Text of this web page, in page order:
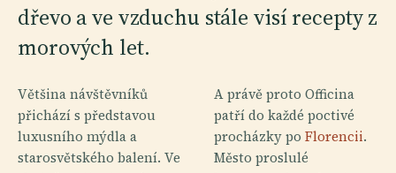
dřevo a ve vzduchu stále visí recepty z
morových let.
Většina návštěvníků
přichází s představou
luxusního mýdla a
starosvětského balení. Ve
A právě proto Officina
patří do každé poctivé
procházky po Florencii.
Město proslulé